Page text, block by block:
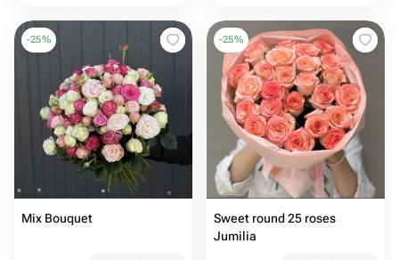
-25%
Mix Bouquet
-25%
Sweet round 25 roses
Jumilia